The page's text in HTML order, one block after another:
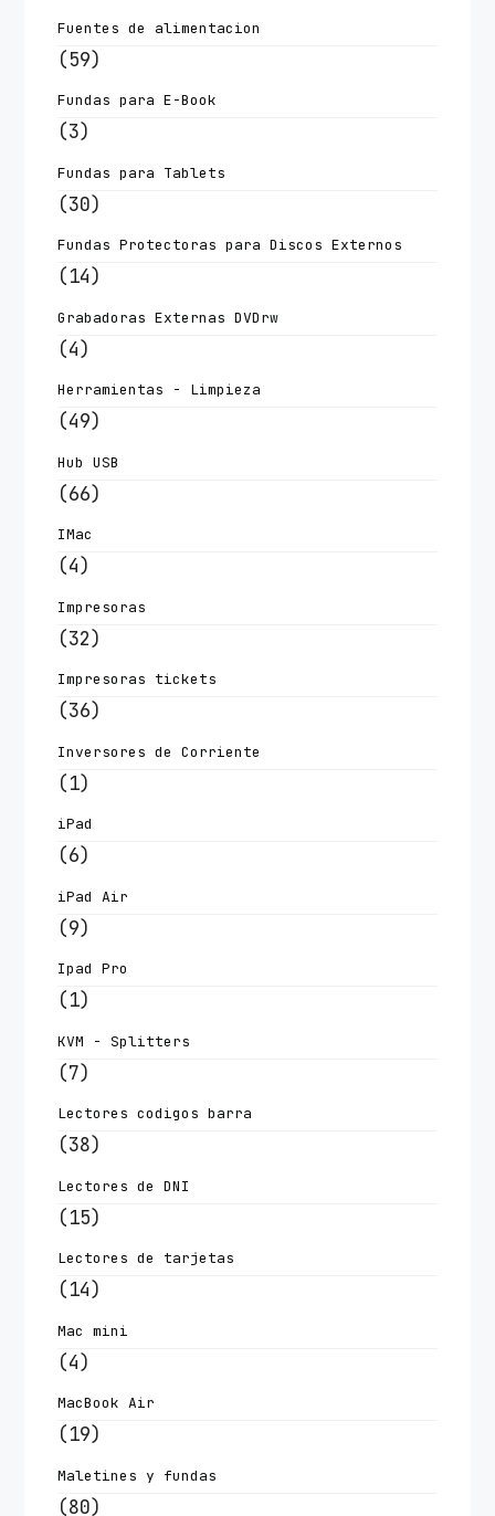
Fuentes de alimentacion
(59)
Fundas para E-Book
(3)
Fundas para Tablets
(30)
Fundas Protectoras para Discos Externos
(14)
Grabadoras Externas DVDrw
(4)
Herramientas - Limpieza
(49)
Hub USB
(66)
IMac
(4)
Impresoras
(32)
Impresoras tickets
(36)
Inversores de Corriente
(1)
iPad
(6)
iPad Air
(9)
Ipad Pro
(1)
KVM - Splitters
(7)
Lectores codigos barra
(38)
Lectores de DNI
(15)
Lectores de tarjetas
(14)
Mac mini
(4)
MacBook Air
(19)
Maletines y fundas
(80)